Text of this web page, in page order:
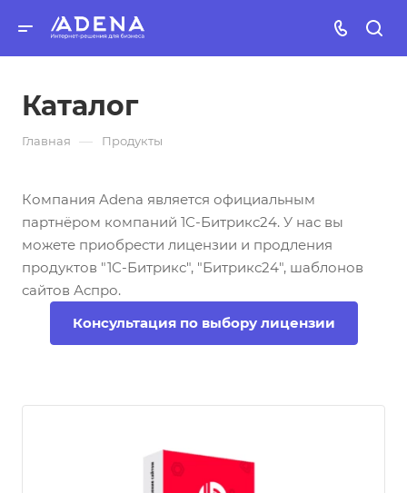
Каталог
Главная — Продукты
Компания Adena является официальным
партнёром компаний 1С-Битрикс24. У нас вы
можете приобрести лицензии и продления
продуктов "1С-Битрикс", "Битрикс24", шаблонов
сайтов Аспро.
Консультация по выбору лицензии